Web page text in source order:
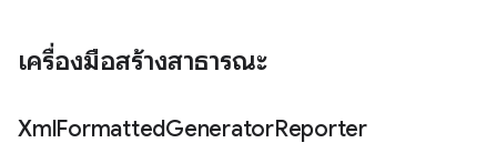
เครื่องมือสร้างสาธารณะ
XmlFormattedGeneratorReporter